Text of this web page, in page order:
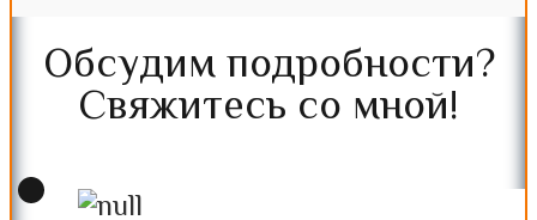
Обсудим подробности?
Свяжитесь со мной!